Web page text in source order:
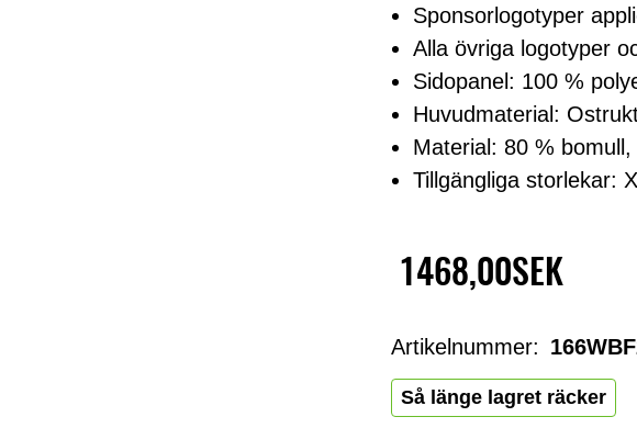
Sponsorlogotyper
Alla övriga logotyper
Sidopanel: 100 %
Huvudmaterial:
Material: 80 %
Tillgängliga storlekar:
1468,00SEK
Så länge lagret räcker
Artikelnummer: